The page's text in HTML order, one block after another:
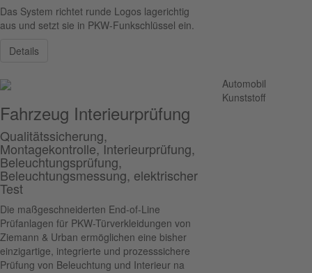
Das System richtet runde Logos lagerichtig
aus und setzt sie in PKW-Funkschlüssel ein.
Details
Fahrzeug Interieurprüfung
Qualitätssicherung,
Montagekontrolle, Interieurprüfung,
Beleuchtungsprüfung,
Beleuchtungsmessung, elektrischer
Test
Die maßgeschneiderten End-of-Line
Prüfanlagen für PKW-Türverkleidungen von
Ziemann & Urban ermöglichen eine bisher
einzigartige, integrierte und prozesssichere
Prüfung von Beleuchtung und Interieur na
Automobil
Kunststoff